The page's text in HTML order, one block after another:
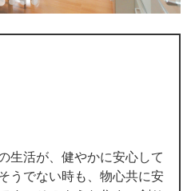
生活が、健やかに安心して
うでない時も、物心共に安